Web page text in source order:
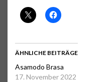
ÄHNLICHE BEITRÄGE
Asamodo Brasa
17. November 2022